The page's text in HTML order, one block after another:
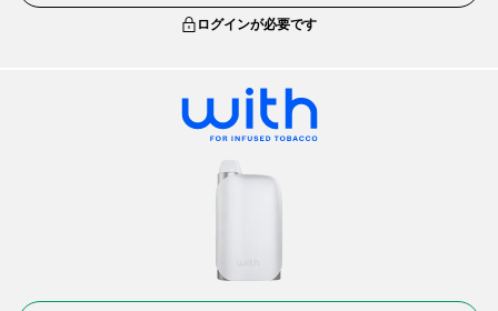
ログインが必要です